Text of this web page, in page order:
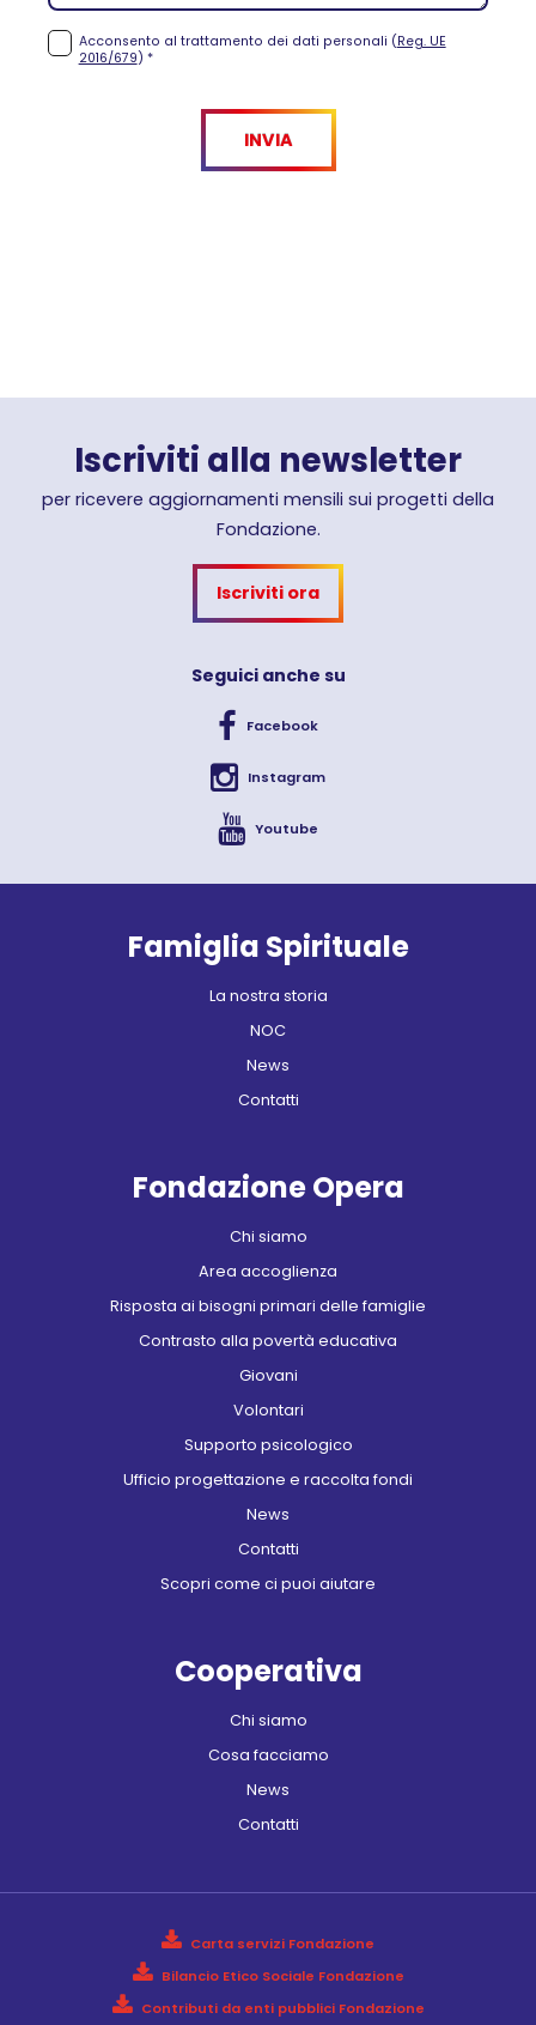
Acconsento al trattamento dei dati personali (Reg. UE
2016/679) *
INVIA
Iscriviti alla newsletter
per ricevere aggiornamenti mensili sui progetti della
Fondazione.
Iscriviti ora
Seguici anche su
Facebook
Instagram
Youtube
Famiglia Spirituale
La nostra storia
NOC
News
Contatti
Fondazione Opera
Chi siamo
Area accoglienza
Risposta ai bisogni primari delle famiglie
Contrasto alla povertà educativa
Giovani
Volontari
Supporto psicologico
Ufficio progettazione e raccolta fondi
News
Contatti
Scopri come ci puoi aiutare
Cooperativa
Chi siamo
Cosa facciamo
News
Contatti
Carta servizi Fondazione
Bilancio Etico Sociale Fondazione
Contributi da enti pubblici Fondazione